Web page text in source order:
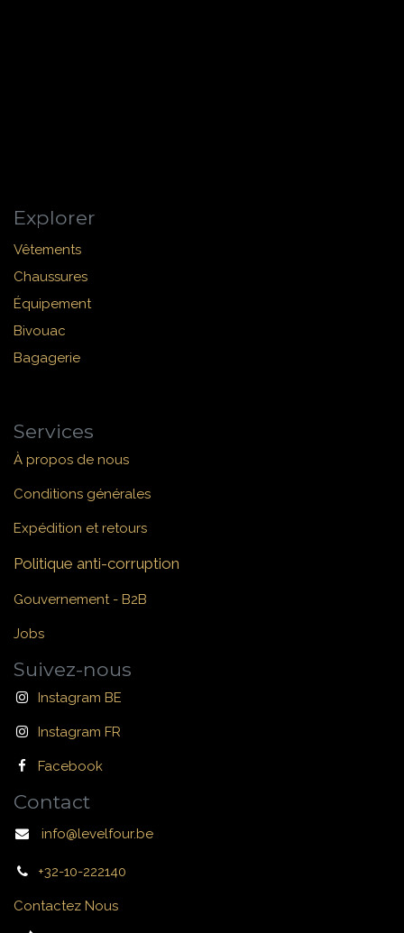
Explorer
Vêtements
Chaussures
Équipement
Bivouac
Bagagerie
Services
À propos de nous
Conditions générales
Expédition et retours
Politique anti-corruption
Gouvernement - B2B
Jobs
Suivez-nous
Instagram BE
Instagram FR
Facebook
Contact
info@levelfour.be
+32-10-222140
Contactez Nous